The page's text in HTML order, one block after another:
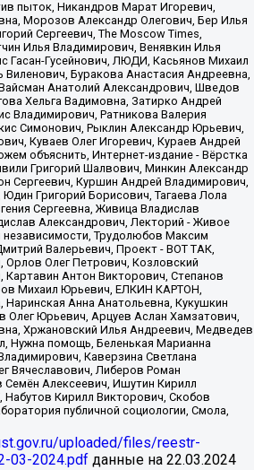
uploaded/files/reestr-
03-2024.pdf данные на 22.03.2024